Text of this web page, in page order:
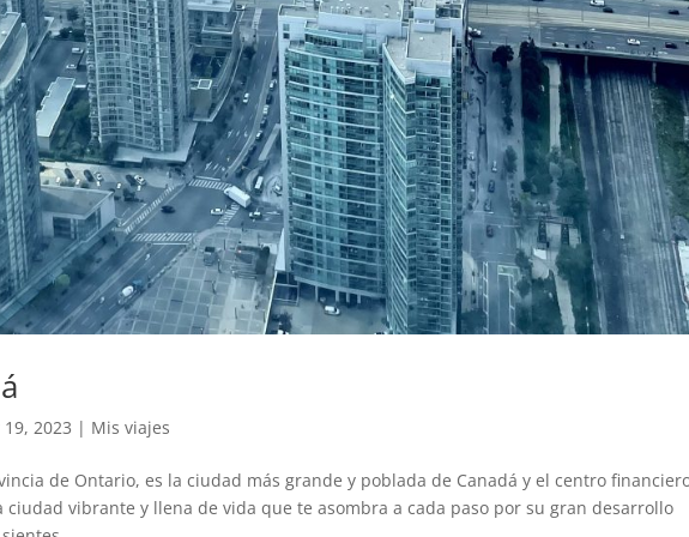
2023 | Mis viajes
de Ontario, es la ciudad más grande y poblada de Canadá y el centro
ciudad vibrante y llena de vida que te asombra a cada paso por su gran desarrollo